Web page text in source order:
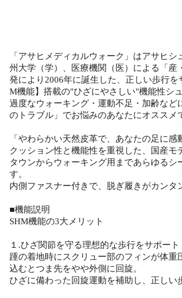
「アサヒメディカルウォーク」はアサヒシ
州大学（学）、医療機関（医）による「産
発により2006年に誕生した、正しい歩行を
M機能】搭載の"ひざにやさしい"機能性シュ
過度なウォーキング・運動不足・加齢など
のトラブル」でお悩みのあなたにオススメ
「やわらかい天然皮革で、あなたの足に感
クッション性と機能性を重視した、国産モ
タウンからウォーキング用まであらゆるシ
す。
内側ファスナー付きで、脱ぎ履きがカンタ
■機能説明
SHM機能の3大メリット
１.ひざ関節を守る理想的な歩行をサポート
踵の着地時にスクリュー部のフィンが体重
込むとつま先をやや外側に回旋。
ひざに備わった回旋運動を補助し、正しい